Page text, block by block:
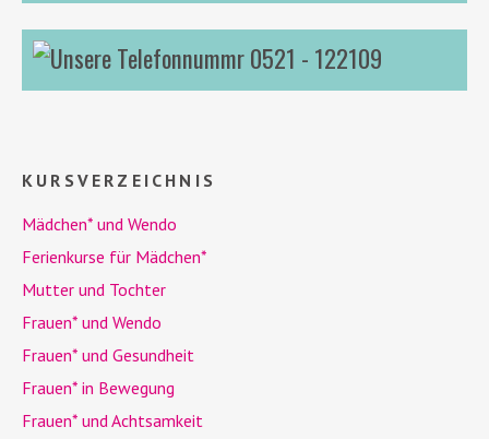
0521 - 122109
KURSVERZEICHNIS
Mädchen* und Wendo
Ferienkurse für Mädchen*
Mutter und Tochter
Frauen* und Wendo
Frauen* und Gesundheit
Frauen* in Bewegung
Frauen* und Achtsamkeit